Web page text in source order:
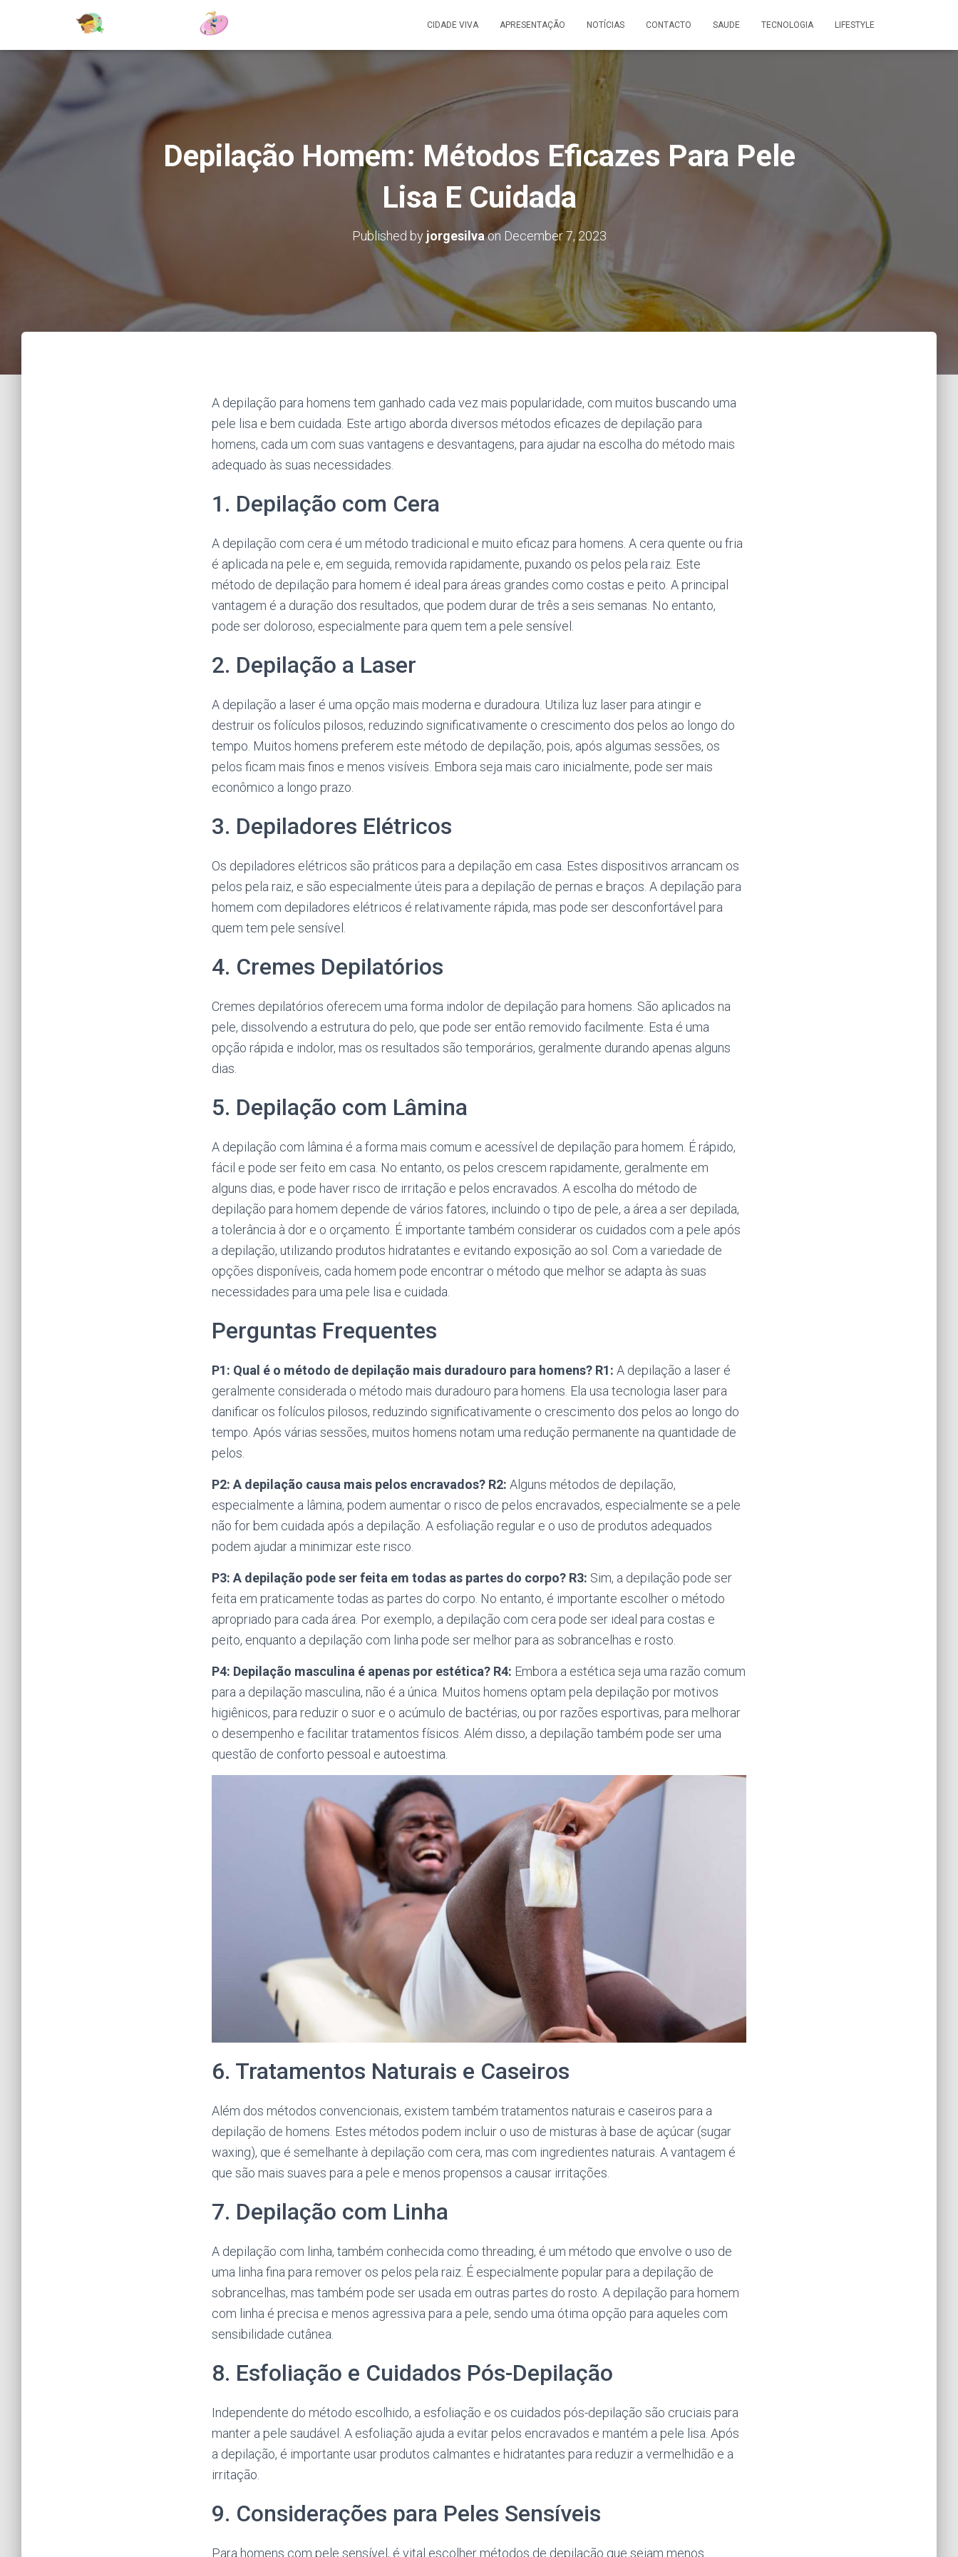
CIDADE VIVA APRESENTAÇÃO NOTÍCIAS CONTACTO SAUDE TECNOLOGIA LIFESTYLE
Depilação Homem: Métodos Eficazes Para Pele
Lisa E Cuidada
Published by jorgesilvaon December 7, 2023
A depilação para homens tem ganhado cada vez mais popularidade, com muitos buscando uma
pele lisa e bem cuidada. Este artigo aborda diversos métodos eficazes de depilação para
homens, cada um com suas vantagens e desvantagens, para ajudar na escolha do método mais
adequado às suas necessidades.
1. Depilação com Cera
A depilação com cera é um método tradicional e muito eficaz para homens. A cera quente ou fria
é aplicada na pele e, em seguida, removida rapidamente, puxando os pelos pela raiz. Este
método de depilação para homem é ideal para áreas grandes como costas e peito. A principal
vantagem é a duração dos resultados, que podem durar de três a seis semanas. No entanto,
pode ser doloroso, especialmente para quem tem a pele sensível.
2. Depilação a Laser
A depilação a laser é uma opção mais moderna e duradoura. Utiliza luz laser para atingir e
destruir os folículos pilosos, reduzindo significativamente o crescimento dos pelos ao longo do
tempo. Muitos homens preferem este método de depilação, pois, após algumas sessões, os
pelos ficam mais finos e menos visíveis. Embora seja mais caro inicialmente, pode ser mais
econômico a longo prazo.
3. Depiladores Elétricos
Os depiladores elétricos são práticos para a depilação em casa. Estes dispositivos arrancam os
pelos pela raiz, e são especialmente úteis para a depilação de pernas e braços. A depilação para
homem com depiladores elétricos é relativamente rápida, mas pode ser desconfortável para
quem tem pele sensível.
4. Cremes Depilatórios
Cremes depilatórios oferecem uma forma indolor de depilação para homens. São aplicados na
pele, dissolvendo a estrutura do pelo, que pode ser então removido facilmente. Esta é uma
opção rápida e indolor, mas os resultados são temporários, geralmente durando apenas alguns
dias.
5. Depilação com Lâmina
A depilação com lâmina é a forma mais comum e acessível de depilação para homem. É rápido,
fácil e pode ser feito em casa. No entanto, os pelos crescem rapidamente, geralmente em
alguns dias, e pode haver risco de irritação e pelos encravados. A escolha do método de
depilação para homem depende de vários fatores, incluindo o tipo de pele, a área a ser depilada,
a tolerância à dor e o orçamento. É importante também considerar os cuidados com a pele após
a depilação, utilizando produtos hidratantes e evitando exposição ao sol. Com a variedade de
opções disponíveis, cada homem pode encontrar o método que melhor se adapta às suas
necessidades para uma pele lisa e cuidada.
Perguntas Frequentes
P1: Qual é o método de depilação mais duradouro para homens? R1: A depilação a laser é
geralmente considerada o método mais duradouro para homens. Ela usa tecnologia laser para
danificar os folículos pilosos, reduzindo significativamente o crescimento dos pelos ao longo do
tempo. Após várias sessões, muitos homens notam uma redução permanente na quantidade de
pelos.
P2: A depilação causa mais pelos encravados? R2: Alguns métodos de depilação,
especialmente a lâmina, podem aumentar o risco de pelos encravados, especialmente se a pele
não for bem cuidada após a depilação. A esfoliação regular e o uso de produtos adequados
podem ajudar a minimizar este risco.
P3: A depilação pode ser feita em todas as partes do corpo? R3: Sim, a depilação pode ser
feita em praticamente todas as partes do corpo. No entanto, é importante escolher o método
apropriado para cada área. Por exemplo, a depilação com cera pode ser ideal para costas e
peito, enquanto a depilação com linha pode ser melhor para as sobrancelhas e rosto.
P4: Depilação masculina é apenas por estética? R4: Embora a estética seja uma razão comum
para a depilação masculina, não é a única. Muitos homens optam pela depilação por motivos
higiênicos, para reduzir o suor e o acúmulo de bactérias, ou por razões esportivas, para melhorar
o desempenho e facilitar tratamentos físicos. Além disso, a depilação também pode ser uma
questão de conforto pessoal e autoestima.
6. Tratamentos Naturais e Caseiros
Além dos métodos convencionais, existem também tratamentos naturais e caseiros para a
depilação de homens. Estes métodos podem incluir o uso de misturas à base de açúcar (sugar
waxing), que é semelhante à depilação com cera, mas com ingredientes naturais. A vantagem é
que são mais suaves para a pele e menos propensos a causar irritações.
7. Depilação com Linha
A depilação com linha, também conhecida como threading, é um método que envolve o uso de
uma linha fina para remover os pelos pela raiz. É especialmente popular para a depilação de
sobrancelhas, mas também pode ser usada em outras partes do rosto. A depilação para homem
com linha é precisa e menos agressiva para a pele, sendo uma ótima opção para aqueles com
sensibilidade cutânea.
8. Esfoliação e Cuidados Pós-Depilação
Independente do método escolhido, a esfoliação e os cuidados pós-depilação são cruciais para
manter a pele saudável. A esfoliação ajuda a evitar pelos encravados e mantém a pele lisa. Após
a depilação, é importante usar produtos calmantes e hidratantes para reduzir a vermelhidão e a
irritação.
9. Considerações para Peles Sensíveis
Para homens com pele sensível, é vital escolher métodos de depilação que sejam menos